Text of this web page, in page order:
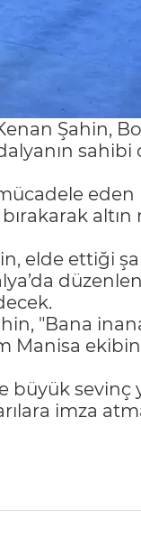
Şahin,
sahibi
eden
altın
elde ettiği
"Bana
Manisa
büyük sevinç
imza